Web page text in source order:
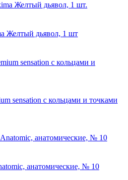
Желтый дьявол, 1 шт
sensation с кольцами и точками
анатомические, № 10